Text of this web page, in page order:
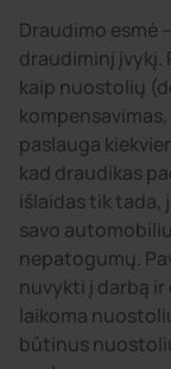
Draudimo esmė
draudiminį
kaip nuostolių
paslauga
kad draudikas
išlaidas tik tada,
savo
nepatogumų.
nuvykti į darbą
laikoma
būtinus